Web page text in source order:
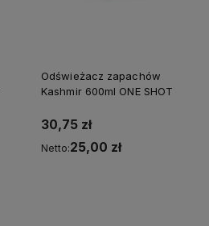
Odświeżacz zapachów
Kashmir 600ml ONE SHOT
30,75 zł
Netto:25,00 zł